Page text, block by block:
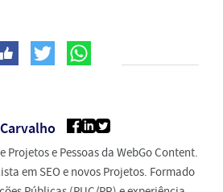
Projetos e Pessoas da WebGo Content.
em SEO e novos Projetos. Formado